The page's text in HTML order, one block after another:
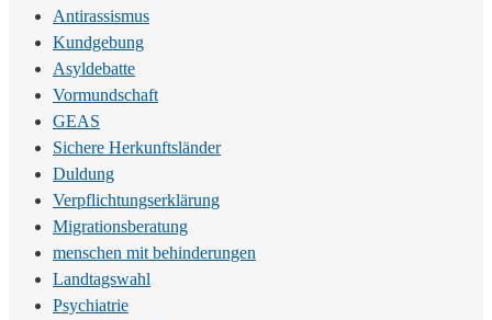
Antirassismus
Kundgebung
Asyldebatte
Vormundschaft
GEAS
Sichere Herkunftsländer
Duldung
Verpflichtungserklärung
Migrationsberatung
menschen mit behinderungen
Landtagswahl
Psychiatrie